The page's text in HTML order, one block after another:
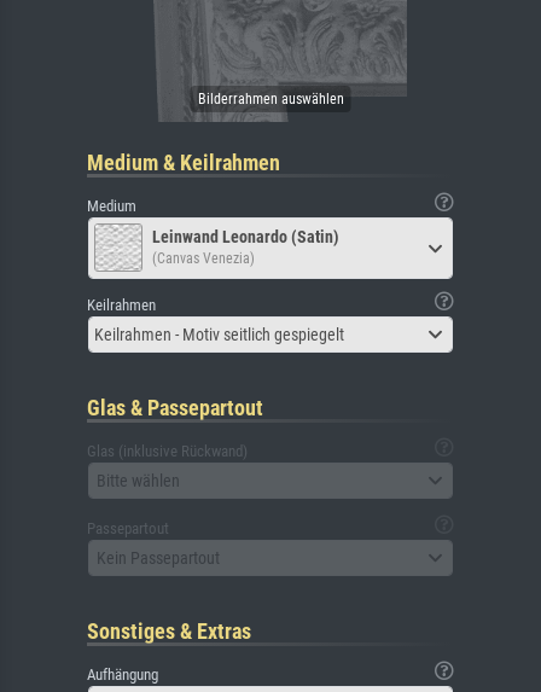
Medium & Keilrahmen
Medium
Leinwand Leonardo (Satin)
(Canvas Venezia)
Keilrahmen
Keilrahmen - Motiv seitlich gespiegelt
Glas & Passepartout
Glas (inklusive Rückwand)
Bitte wählen
Passepartout
Kein Passepartout
Sonstiges & Extras
Aufhängung